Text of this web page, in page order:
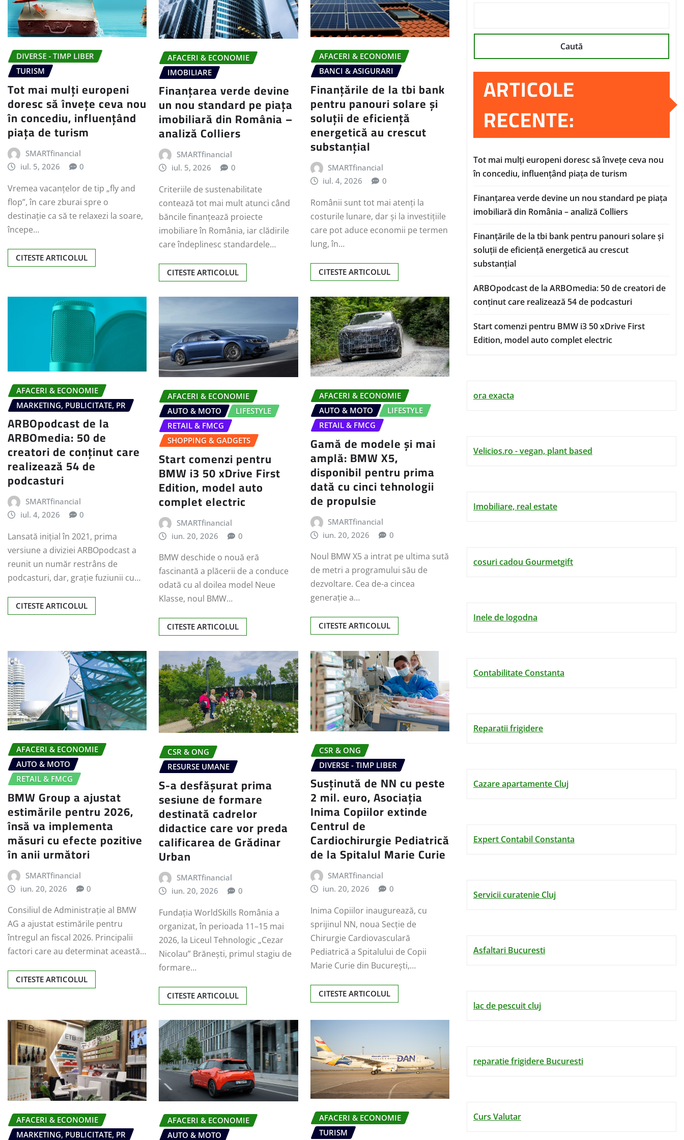
DIVERSE - TIMP LIBER
TURISM
Tot mai mulți europeni
doresc să învețe ceva nou
în concediu, influențând
piața de turism
SMARTfinancial
iul. 5, 2026
0
Vremea vacanțelor de tip „fly and
flop”, în care zburai spre o
destinație ca să te relaxezi la soare,
începe…
CITESTE ARTICOLUL
AFACERI & ECONOMIE
IMOBILIARE
Finanțarea verde devine
un nou standard pe piața
imobiliară din România –
analiză Colliers
SMARTfinancial
iul. 5, 2026
0
Criteriile de sustenabilitate
contează tot mai mult atunci când
băncile finanțează proiecte
imobiliare în România, iar clădirile
care îndeplinesc standardele…
CITESTE ARTICOLUL
AFACERI & ECONOMIE
BANCI & ASIGURARI
Finanțările de la tbi bank
pentru panouri solare și
soluții de eficiență
energetică au crescut
substanțial
SMARTfinancial
iul. 4, 2026
0
Românii sunt tot mai atenți la
costurile lunare, dar și la investițiile
care pot aduce economii pe termen
lung, în…
CITESTE ARTICOLUL
AFACERI & ECONOMIE
MARKETING, PUBLICITATE, PR
ARBOpodcast de la
ARBOmedia: 50 de
creatori de conținut care
realizează 54 de
podcasturi
SMARTfinancial
iul. 4, 2026
0
Lansată inițial în 2021, prima
versiune a diviziei ARBOpodcast a
reunit un număr restrâns de
podcasturi, dar, grație fuziunii cu…
CITESTE ARTICOLUL
AFACERI & ECONOMIE
AUTO & MOTO
LIFESTYLE
RETAIL & FMCG
SHOPPING & GADGETS
Start comenzi pentru
BMW i3 50 xDrive First
Edition, model auto
complet electric
SMARTfinancial
iun. 20, 2026
0
BMW deschide o nouă eră
fascinantă a plăcerii de a conduce
odată cu al doilea model Neue
Klasse, noul BMW…
CITESTE ARTICOLUL
AFACERI & ECONOMIE
AUTO & MOTO
LIFESTYLE
RETAIL & FMCG
Gamă de modele și mai
amplă: BMW X5,
disponibil pentru prima
dată cu cinci tehnologii
de propulsie
SMARTfinancial
iun. 20, 2026
0
Noul BMW X5 a intrat pe ultima sută
de metri a programului său de
dezvoltare. Cea de-a cincea
generație a…
CITESTE ARTICOLUL
AFACERI & ECONOMIE
AUTO & MOTO
RETAIL & FMCG
BMW Group a ajustat
estimările pentru 2026,
însă va implementa
măsuri cu efecte pozitive
în anii următori
SMARTfinancial
iun. 20, 2026
0
Consiliul de Administrație al BMW
AG a ajustat estimările pentru
întregul an fiscal 2026. Principalii
factori care au determinat această…
CITESTE ARTICOLUL
CSR & ONG
RESURSE UMANE
S-a desfășurat prima
sesiune de formare
destinată cadrelor
didactice care vor preda
calificarea de Grădinar
Urban
SMARTfinancial
iun. 20, 2026
0
Fundația WorldSkills România a
organizat, în perioada 11–15 mai
2026, la Liceul Tehnologic „Cezar
Nicolau” Brănești, primul stagiu de
formare…
CITESTE ARTICOLUL
CSR & ONG
DIVERSE - TIMP LIBER
Susținută de NN cu peste
2 mil. euro, Asociația
Inima Copiilor extinde
Centrul de
Cardiochirurgie Pediatrică
de la Spitalul Marie Curie
SMARTfinancial
iun. 20, 2026
0
Inima Copiilor inaugurează, cu
sprijinul NN, noua Secție de
Chirurgie Cardiovasculară
Pediatrică a Spitalului de Copii
Marie Curie din București,…
CITESTE ARTICOLUL
AFACERI & ECONOMIE
MARKETING, PUBLICITATE, PR
AFACERI & ECONOMIE
AUTO & MOTO
AFACERI & ECONOMIE
TURISM
Caută
ARTICOLE
RECENTE:
Tot mai mulți europeni doresc să învețe ceva nou
în concediu, influențând piața de turism
Finanțarea verde devine un nou standard pe piața
imobiliară din România – analiză Colliers
Finanțările de la tbi bank pentru panouri solare și
soluții de eficiență energetică au crescut
substanțial
ARBOpodcast de la ARBOmedia: 50 de creatori de
conținut care realizează 54 de podcasturi
Start comenzi pentru BMW i3 50 xDrive First
Edition, model auto complet electric
ora exacta
Velicios.ro - vegan, plant based
Imobiliare, real estate
cosuri cadou Gourmetgift
Inele de logodna
Contabilitate Constanta
Reparatii frigidere
Cazare apartamente Cluj
Expert Contabil Constanta
Servicii curatenie Cluj
Asfaltari Bucuresti
lac de pescuit cluj
reparatie frigidere Bucuresti
Curs Valutar